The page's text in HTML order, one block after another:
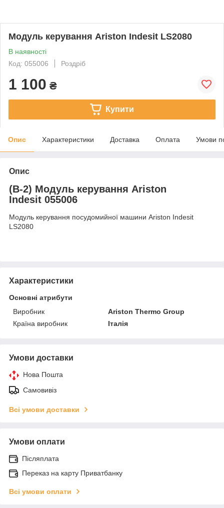
Модуль керування Ariston Indesit LS2080
В наявності
Код: 055006
Роздріб
1 100 ₴
Купити
Опис Характеристики Доставка Оплата Умови
Опис
(В-2) Модуль керування Ariston
Indesit 055006
Модуль керування посудомийної машини Ariston Indesit
LS2080
Характеристики
Основні атрибути
Виробник
Ariston Thermo Group
Країна виробник
Італія
Умови доставки
Нова Пошта
Самовивіз
Всі умови доставки
Умови оплати
Післяплата
Переказ на карту Приватбанку
Всі умови оплати